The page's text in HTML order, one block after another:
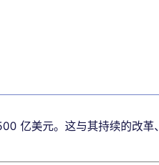
亿美元。这与其持续的改革、